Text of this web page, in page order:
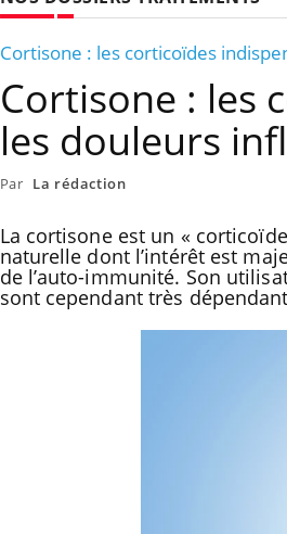
Cortisone : les corticoïdes
Cortisone : les
les douleurs
Par La rédaction
La cortisone est un «
naturelle dont l’intérêt est
de l’auto-immunité. Son
sont cependant très